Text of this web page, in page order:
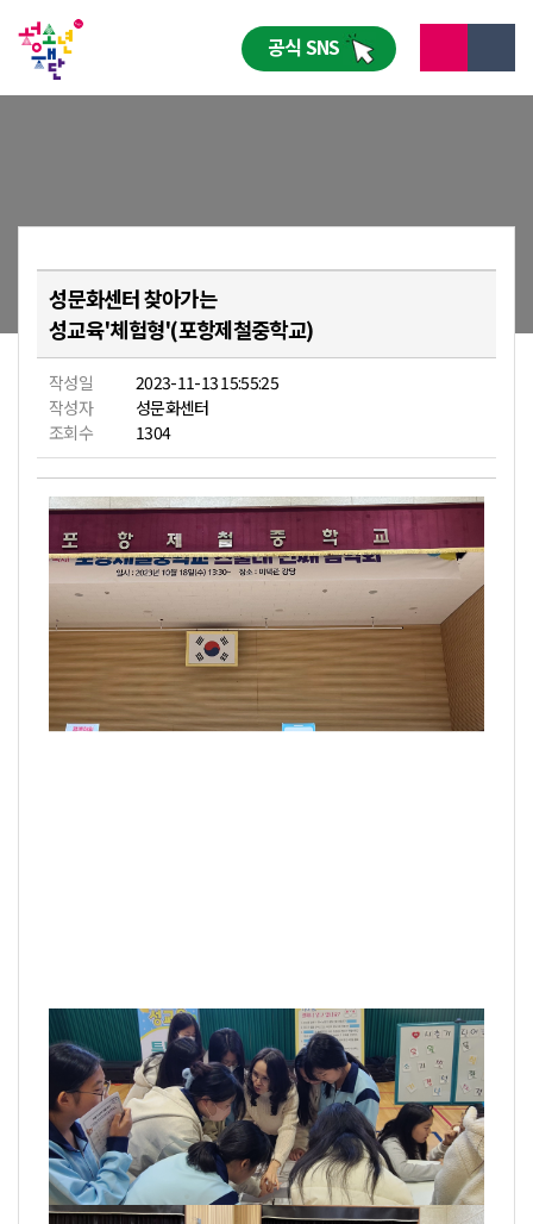
공식 SNS
성문화센터 찾아가는
성교육'체험형'(포항제철중학교)
작성일
2023-11-13 15:55:25
작성자
성문화센터
조회수
1304